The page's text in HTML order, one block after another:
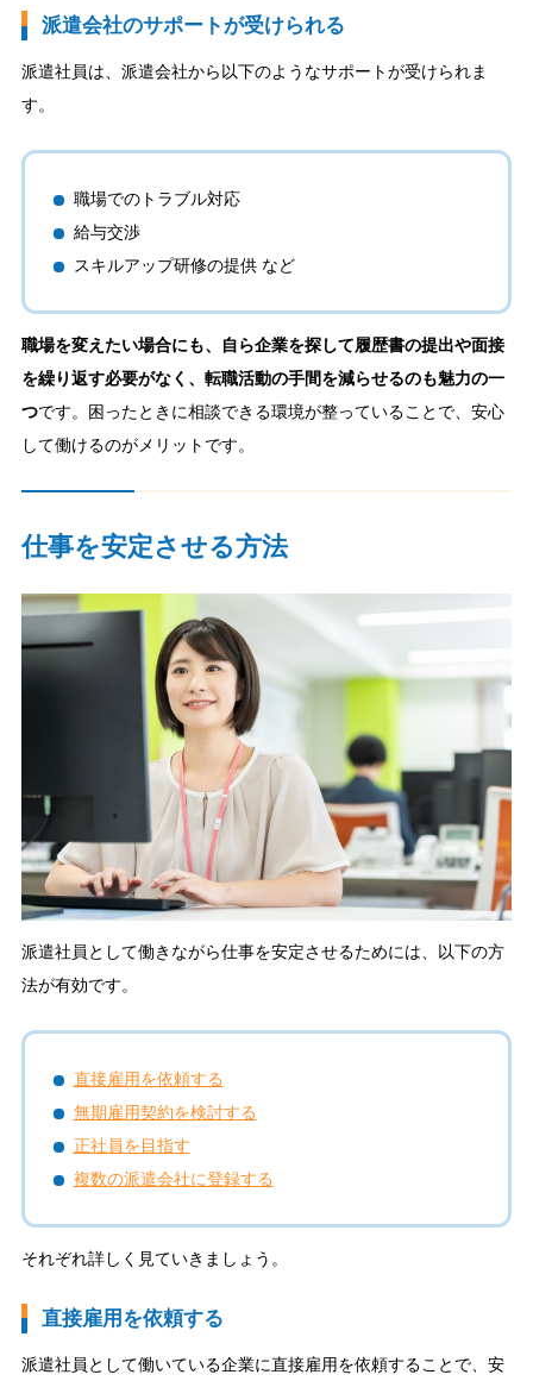
派遣会社のサポートが受けられる
派遣社員は、派遣会社から以下のようなサポートが受けられま
す。
職場でのトラブル対応
給与交渉
スキルアップ研修の提供 など
職場を変えたい場合にも、自ら企業を探して履歴書の提出や面接
を繰り返す必要がなく、転職活動の手間を減らせるのも魅力の一
つです。困ったときに相談できる環境が整っていることで、安心
して働けるのがメリットです。
仕事を安定させる方法
派遣社員として働きながら仕事を安定させるためには、以下の方
法が有効です。
直接雇用を依頼する
無期雇用契約を検討する
正社員を目指す
複数の派遣会社に登録する
それぞれ詳しく見ていきましょう。
直接雇用を依頼する
派遣社員として働いている企業に直接雇用を依頼することで、安